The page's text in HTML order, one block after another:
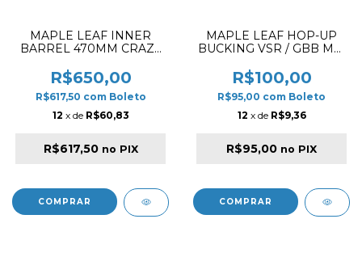
MAPLE LEAF INNER
BARREL 470MM CRAZY
GBB
R$650,00
R$617,50 com Boleto
12 x de R$60,83
R$617,50 no PIX
MAPLE LEAF HOP-UP
BUCKING VSR / GBB MR.
R$100,00
R$95,00 com Boleto
12 x de R$9,36
R$95,00 no PIX